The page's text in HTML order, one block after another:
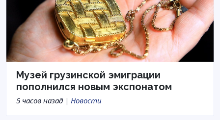
Музей грузинской эмиграции
пополнился новым экспонатом
5 часов назад | Новости